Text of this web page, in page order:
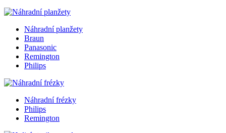
Náhradní planžety
Braun
Panasonic
Remington
Philips
Náhradní frézky
Philips
Remington